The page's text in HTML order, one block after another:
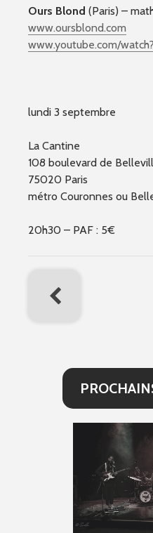
Ours Blond (Paris) –
www.oursblond.com
www.youtube.com/
lundi 3 septembre
La Cantine
108 boulevard de
75020 Paris
métro Couronnes ou
20h30 – PAF : 5€